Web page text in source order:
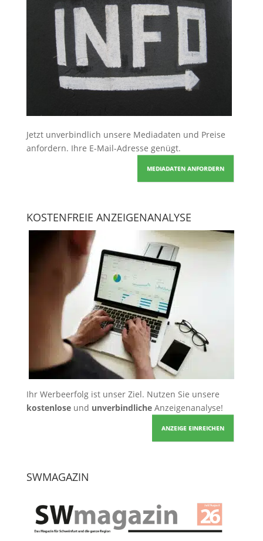
Jetzt unverbindlich unsere Mediadaten und Preise
anfordern. Ihre E-Mail-Adresse genügt.
MEDIADATEN ANFORDERN
KOSTENFREIE ANZEIGENANALYSE
Ihr Werbeerfolg ist unser Ziel. Nutzen Sie unsere
kostenloseund unverbindlicheAnzeigenanalyse!
ANZEIGE EINREICHEN
SWMAGAZIN